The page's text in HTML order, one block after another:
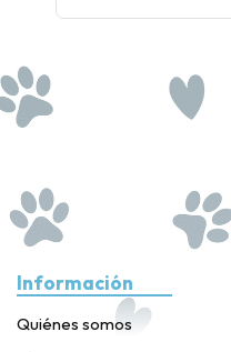
Información
Quiénes somos